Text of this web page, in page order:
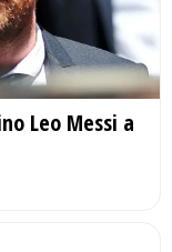
Leo Messi a